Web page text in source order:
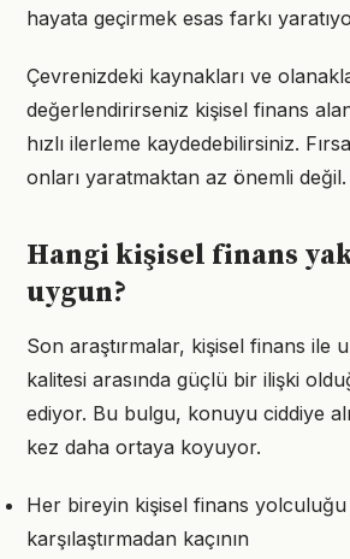
hayata geçirmek esas farkı
Çevrenizdeki kaynakları ve
değerlendirirseniz kişisel finans
hızlı ilerleme kaydedebilirsiniz.
onları yaratmaktan az önemli değil.
Hangi kişisel finans
uygun?
Son araştırmalar, kişisel finans ile
kalitesi arasında güçlü bir ilişki
ediyor. Bu bulgu, konuyu ciddiye
kez daha ortaya koyuyor.
Her bireyin kişisel finans
karşılaştırmadan kaçının